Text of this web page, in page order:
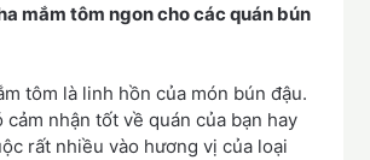
mắm tôm ngon cho các quán bún
tôm là linh hồn của món bún đậu.
cảm nhận tốt về quán của bạn hay
rất nhiều vào hương vị của loại